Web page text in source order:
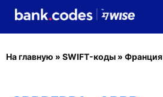
На главную » SWIFT-коды » Франция